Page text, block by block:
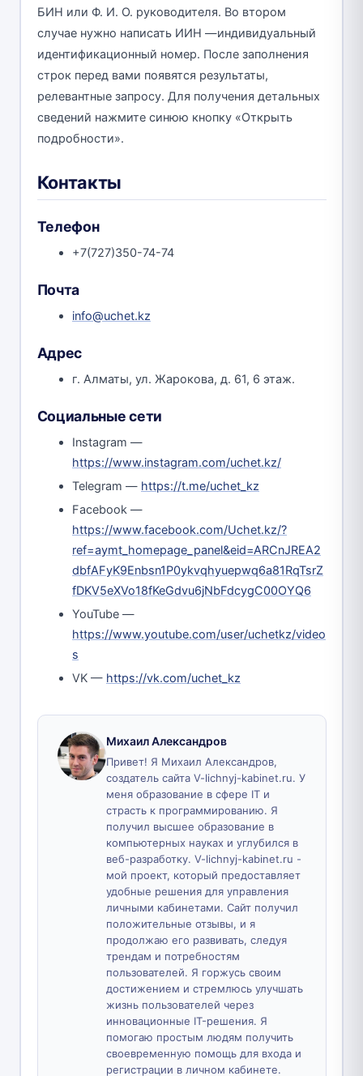
БИН или Ф. И. О. руководителя. Во втором
случае нужно написать ИИН —индивидуальный
идентификационный номер. После заполнения
строк перед вами появятся результаты,
релевантные запросу. Для получения детальных
сведений нажмите синюю кнопку «Открыть
подробности».
Контакты
Телефон
+7(727)350-74-74
Почта
info@uchet.kz
Адрес
г. Алматы, ул. Жарокова, д. 61, 6 этаж.
Социальные сети
Instagram —
https://www.instagram.com/uchet.kz/
Telegram — https://t.me/uchet_kz
Facebook —
https://www.facebook.com/Uchet.kz/?
ref=aymt_homepage_panel&eid=ARCnJREA2
dbfAFyK9Enbsn1P0ykvqhyuepwq6a81RqTsrZ
fDKV5eXVo18fKeGdvu6jNbFdcygC00OYQ6
YouTube —
https://www.youtube.com/user/uchetkz/video
s
VK — https://vk.com/uchet_kz
Михаил Александров
Привет! Я Михаил Александров,
создатель сайта V-lichnyj-kabinet.ru. У
меня образование в сфере IT и
страсть к программированию. Я
получил высшее образование в
компьютерных науках и углубился в
веб-разработку. V-lichnyj-kabinet.ru -
мой проект, который предоставляет
удобные решения для управления
личными кабинетами. Сайт получил
положительные отзывы, и я
продолжаю его развивать, следуя
трендам и потребностям
пользователей. Я горжусь своим
достижением и стремлюсь улучшать
жизнь пользователей через
инновационные IT-решения. Я
помогаю простым людям получить
своевременную помощь для входа и
регистрации в личном кабинете.